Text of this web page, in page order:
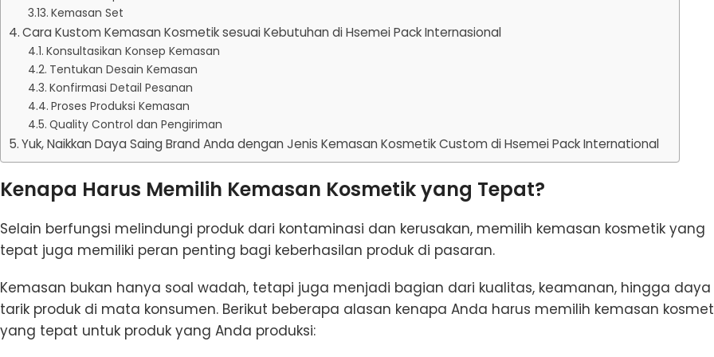
Kemasan Set
Cara Kustom Kemasan Kosmetik sesuai Kebutuhan di Hsemei Pack Internasional
Konsultasikan Konsep Kemasan
Tentukan Desain Kemasan
Konfirmasi Detail Pesanan
Proses Produksi Kemasan
Quality Control dan Pengiriman
Yuk, Naikkan Daya Saing Brand Anda dengan Jenis Kemasan Kosmetik Custom di Hsemei Pack International
Kenapa Harus Memilih Kemasan Kosmetik yang Tepat?
Selain berfungsi melindungi produk dari kontaminasi dan kerusakan, memilih kemasan kosmetik yang
tepat juga memiliki peran penting bagi keberhasilan produk di pasaran.
Kemasan bukan hanya soal wadah, tetapi juga menjadi bagian dari kualitas, keamanan, hingga daya
tarik produk di mata konsumen. Berikut beberapa alasan kenapa Anda harus memilih kemasan
yang tepat untuk produk yang Anda produksi: